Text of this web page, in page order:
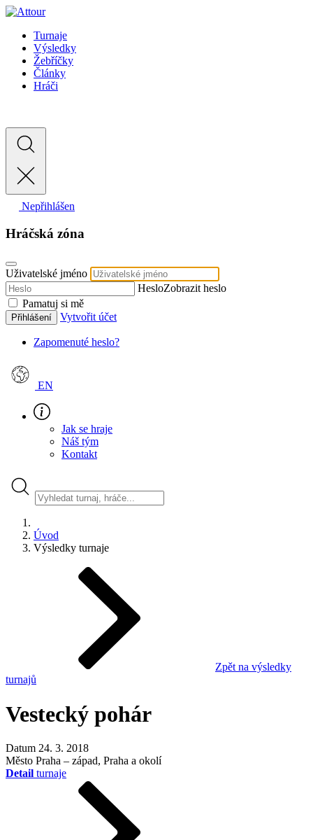
Turnaje
Výsledky
Žebříčky
Články
Hráči
Nepřihlášen
Hráčská zóna
Uživatelské jméno
HesloZobrazit heslo
Pamatuj si mě
Přihlášení Vytvořit účet
Zapomenuté heslo?
EN
Jak se hraje
Náš tým
Kontakt
Úvod
Výsledky turnaje
Zpět na výsledky
turnajů
Vestecký pohár
Datum 24. 3. 2018
Město Praha – západ, Praha a okolí
Detail turnaje